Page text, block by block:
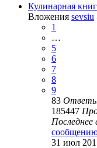
Кулинарная
Вложения sevsiu
1
…
5
6
7
8
9
83
185447
Последнее
31 июл